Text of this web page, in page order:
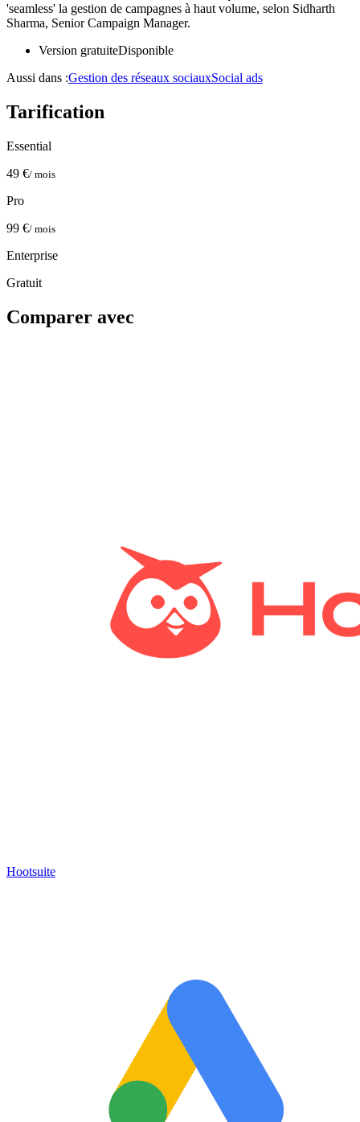
'seamless' la gestion de campagnes à haut volume, selon Sidharth
Sharma, Senior Campaign Manager.
Version gratuiteDisponible
Aussi dans :Gestion des réseaux sociauxSocial ads
Tarification
Essential
49 €/ mois
Pro
99 €/ mois
Enterprise
Gratuit
Comparer avec
Hootsuite